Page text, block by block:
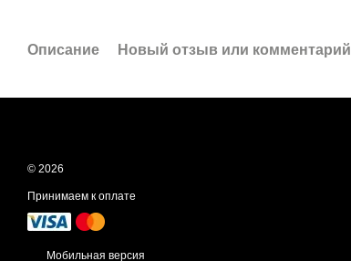
Описание Новый отзыв или комментарий
© 2026
Принимаем к оплате
Мобильная версия